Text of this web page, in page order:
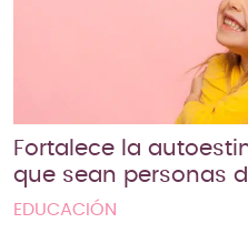
Fortalece la
que sean personas
EDUCACIÓN